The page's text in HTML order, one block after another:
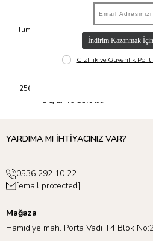
Tüm Siparişleriniz Aynı Gün 14.00'a
Kadar Kargolanır.
256Bit SSL Sertifikası ile Alışverişte
Bilgileriniz Güvende.
YARDIMA MI İHTİYACINIZ VAR?
0536 292 10 22
[email protected]
Mağaza
Hamidiye mah. Porta Vadi T4 Blok